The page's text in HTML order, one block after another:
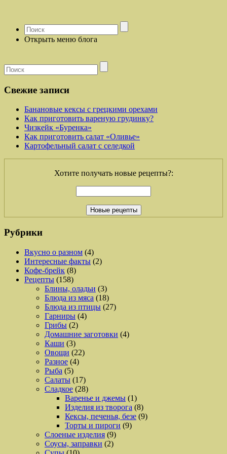
Открыть меню блога
Свежие записи
Банановые кексы с грецкими орехами
Как приготовить вареную грудинку?
Чизкейк «Буренка»
Как приготовить салат «Оливье»
Картофельный салат с селедкой
Хотите получать новые рецепты?:
Рубрики
Вкусно о разном (4)
Интересные факты (2)
Кофе-брейк (8)
Рецепты (158)
Блины, оладьи (3)
Блюда из мяса (18)
Блюда из птицы (27)
Гарниры (4)
Грибы (2)
Домашние заготовки (4)
Каши (3)
Овощи (22)
Разное (4)
Рыба (5)
Салаты (17)
Сладкое (28)
Варенье и джемы (1)
Изделия из творога (8)
Кексы, печенья, безе (9)
Торты и пироги (9)
Слоеные изделия (9)
Соусы, заправки (2)